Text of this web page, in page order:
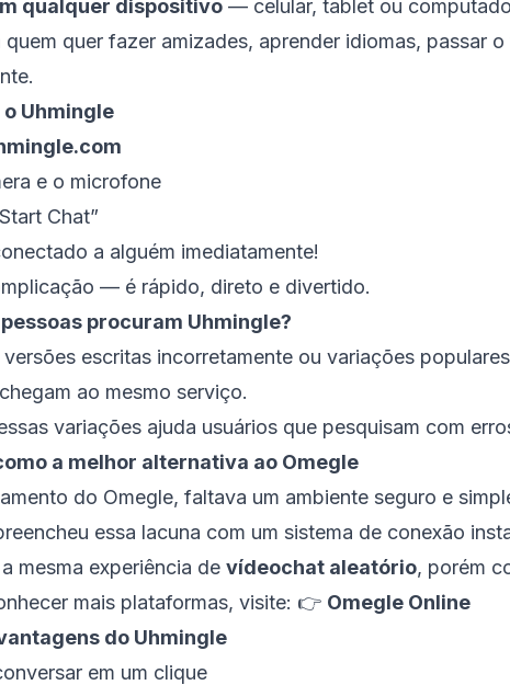
qualquer dispositivo — celular, tablet ou
quem quer fazer amizades, aprender idiomas, passar
Uhmingle
e o microfone
Chat”
a alguém imediatamente!
— é rápido, direto e divertido.
procuram Uhmingle?
versões escritas incorretamente ou variações
ao mesmo serviço.
variações ajuda usuários que pesquisam com
a melhor alternativa ao Omegle
do Omegle, faltava um ambiente seguro e
essa lacuna com um sistema de conexão
mesma experiência de vídeochat aleatório, porém
mais plataformas, visite: 👉 Omegle Online
do Uhmingle
em um clique